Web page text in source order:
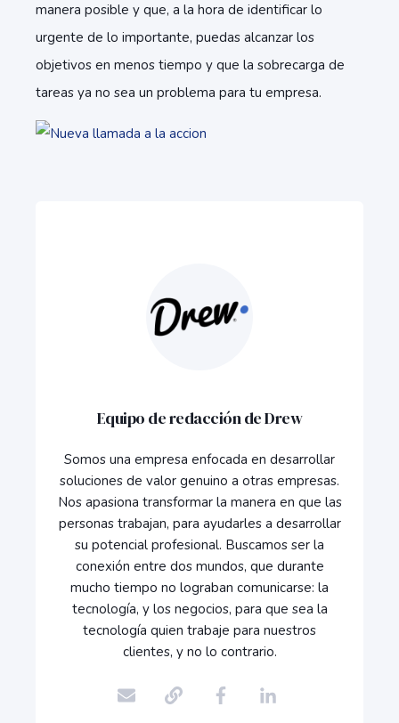
manera posible y que, a la hora de identificar lo
urgente de lo importante, puedas alcanzar los
objetivos en menos tiempo y que la sobrecarga de
tareas ya no sea un problema para tu empresa.
Equipo de redacción de Drew
Somos una empresa enfocada en desarrollar
soluciones de valor genuino a otras empresas.
Nos apasiona transformar la manera en que las
personas trabajan, para ayudarles a desarrollar
su potencial profesional. Buscamos ser la
conexión entre dos mundos, que durante
mucho tiempo no lograban comunicarse: la
tecnología, y los negocios, para que sea la
tecnología quien trabaje para nuestros
clientes, y no lo contrario.